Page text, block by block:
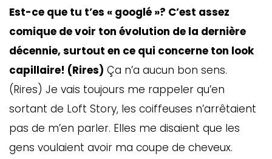
Est-ce que tu t’es « googlé »? C’est assez
comique de voir ton évolution de la dernière
décennie, surtout en ce qui concerne ton look
capillaire! (Rires) Ça n’a aucun bon sens.
(Rires) Je vais toujours me rappeler qu’en
sortant de Loft Story, les coiffeuses n’arrêtaient
pas de m’en parler. Elles me disaient que les
gens voulaient avoir ma coupe de cheveux.